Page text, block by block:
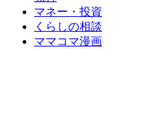
マネー・投資
くらしの相談
ママコマ漫画